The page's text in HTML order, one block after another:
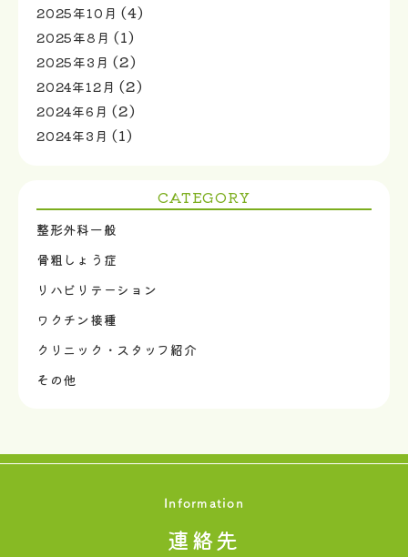
2025年10月 (4)
2025年8月 (1)
2025年3月 (2)
2024年12月 (2)
2024年6月 (2)
2024年3月 (1)
CATEGORY
整形外科一般
骨粗しょう症
リハビリテーション
ワクチン接種
クリニック・スタッフ紹介
その他
Information
連絡先